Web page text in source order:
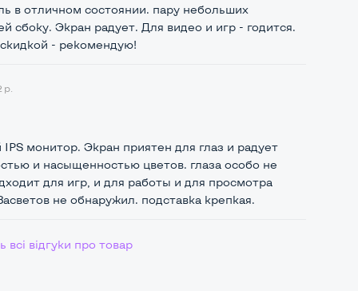
в отличном состоянии. пару небольших
сбоку. Экран радует. Для видео и игр - годится.
- рекомендую!
р.
монитор. Экран приятен для глаз и радует
и насыщенностью цветов. глаза особо не
для игр, и для работы и для просмотра
не обнаружил. подставка крепкая.
всі відгуки про товар